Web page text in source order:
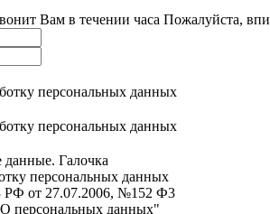
Вам в течении часа Пожалуйста,
персональных данных
персональных данных
Галочка
персональных данных
РФ от 27.07.2006, №152 Ф3
персональных данных"